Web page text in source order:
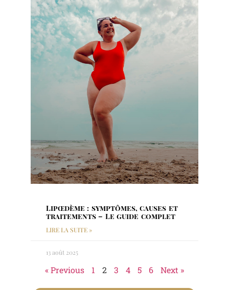
Lipœdème : symptômes, causes et
traitements – Le guide complet
LIRE LA SUITE »
13 août 2025
« Previous 1 2 3 4 5 6 Next »